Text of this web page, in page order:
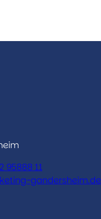
95888 11
gandersheim.de